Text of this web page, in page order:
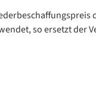
so ersetzt der